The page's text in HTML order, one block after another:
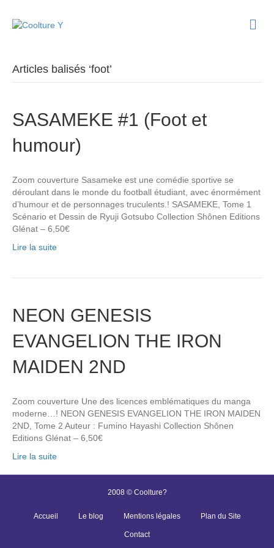
Articles balisés ‘foot’
SASAMEKE #1 (Foot et
humour)
Zoom couverture Sasameke est une comédie sportive se
déroulant dans le monde du football étudiant, avec énormément
d’humour et de personnages truculents.! SASAMEKE, Tome 1
Scénario et Dessin de Ryuji Gotsubo Collection Shônen Editions
Glénat – 6,50€
Lire la suite
NEON GENESIS
EVANGELION THE IRON
MAIDEN 2ND
Zoom couverture Une des licences emblématiques du manga
moderne…! NEON GENESIS EVANGELION THE IRON MAIDEN
2ND, Tome 2 Auteur : Fumino Hayashi Collection Shônen
Editions Glénat – 6,50€
Lire la suite
2008 © Coolture?
Accueil Le blog Mentions légales Plan du Site
Contact